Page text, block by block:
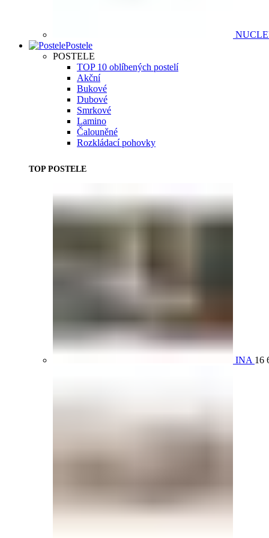
Postele
POSTELE
TOP 10 oblíbených postelí
Akční
Bukové
Dubové
Smrkové
Lamino
Čalouněné
Rozkládací pohovky
TOP POSTELE
INA 16